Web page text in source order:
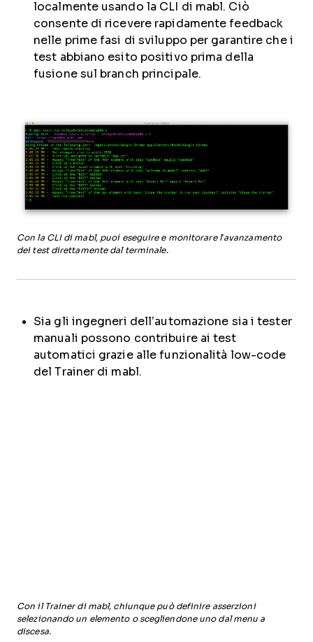
localmente usando la CLI di mabl. Ciò
consente di ricevere rapidamente feedback
nelle prime fasi di sviluppo per garantire che i
test abbiano esito positivo prima della
fusione sul branch principale.
Con la CLI di mabl, puoi eseguire e monitorare l’avanzamento
dei test direttamente dal terminale.
Sia gli ingegneri dell’automazione sia i tester
manuali possono contribuire ai test
automatici grazie alle funzionalità low-code
del Trainer di mabl.
Con il Trainer di mabl, chiunque può definire asserzioni
selezionando un elemento o scegliendone uno dal menu a
discesa.